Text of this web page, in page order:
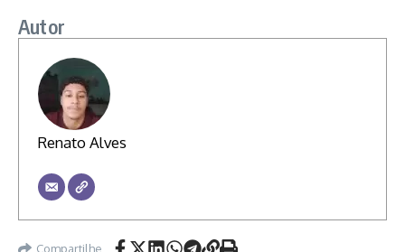
Autor
Renato Alves
Compartilhe